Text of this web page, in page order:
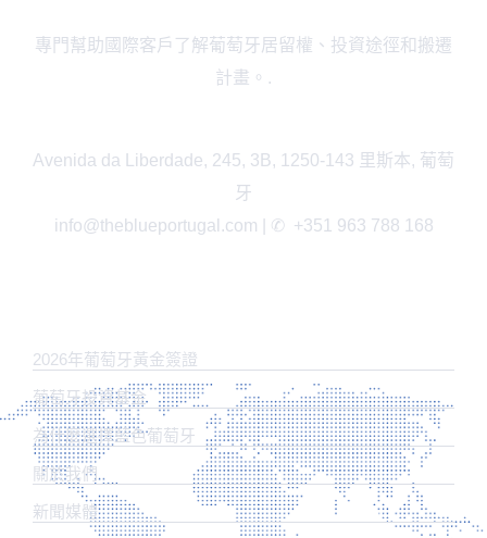
專門幫助國際客戶了解葡萄牙居留權、投資途徑和搬遷
計畫。.
Avenida da Liberdade, 245, 3B, 1250-143 里斯本, 葡萄
牙
info@theblueportugal.com | ✆ +351 963 788 168
2026年葡萄牙黃金簽證
葡萄牙投資基金
為什麼選擇藍色葡萄牙
關於我們
新聞媒體